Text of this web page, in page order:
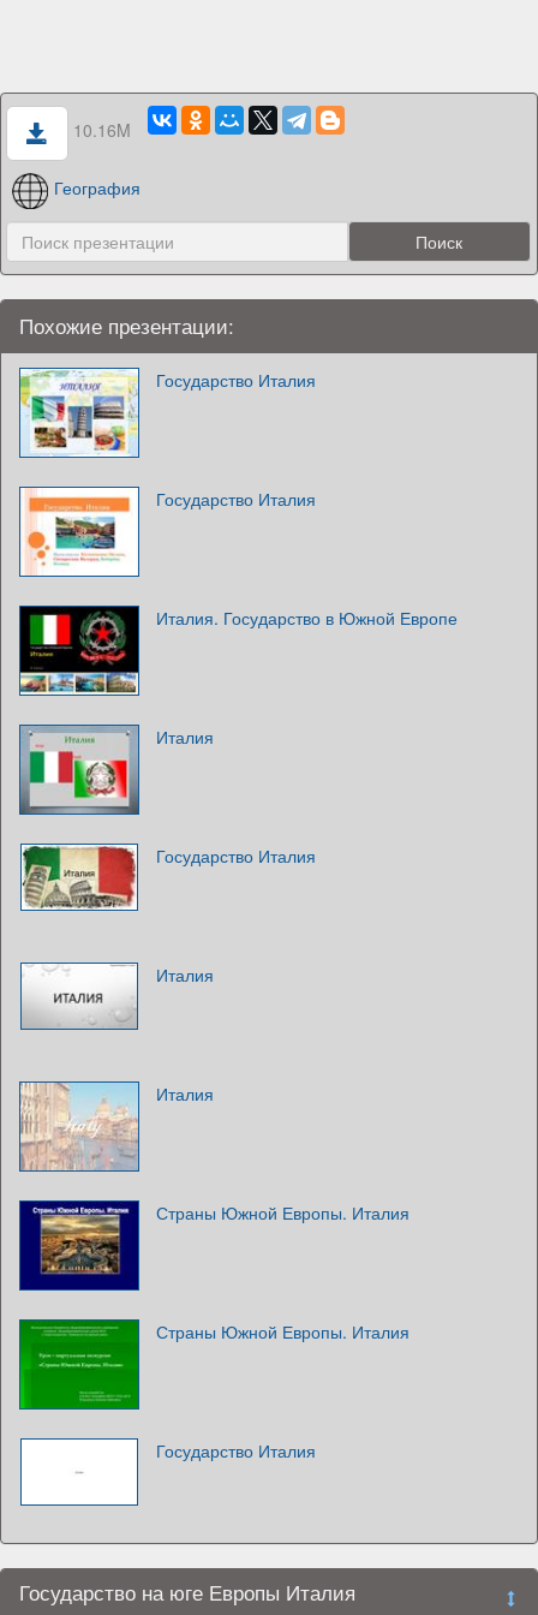
10.16M
География
Похожие презентации:
Государство Италия
Государство Италия
Италия. Государство в Южной Европе
Италия
Государство Италия
Италия
Италия
Страны Южной Европы. Италия
Страны Южной Европы. Италия
Государство Италия
Государство на юге Европы Италия